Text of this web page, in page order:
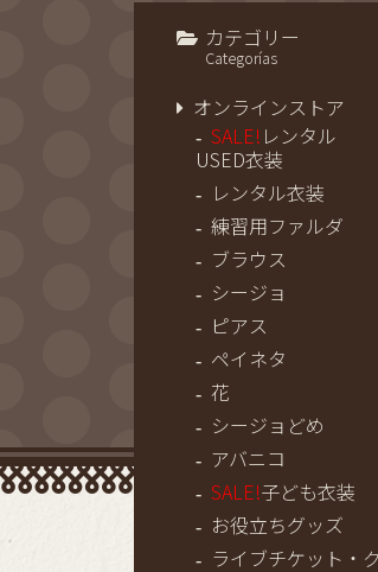
カテゴリー
Categorías
オンラインストア
SALE! レンタル
USED衣装
レンタル衣装
練習用ファルダ
ブラウス
シージョ
ピアス
ペイネタ
花
シージョどめ
アバニコ
SALE!子ども衣装
お役立ちグッズ
ライブチケット・ク